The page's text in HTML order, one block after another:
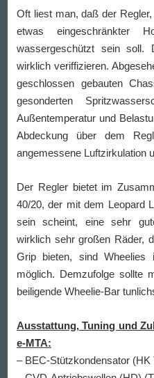
Oft liest man, daß der
etwas eingeschränkter
wassergeschützt sein soll.
wirklich veriffizieren.
geschlossen gebauten
gesonderten
Außentemperatur und
Abdeckung über dem
angemessene Luftzirkulation
Der Regler bietet im
40/20, der mit dem Leopard
sein scheint, eine sehr
wirklich sehr großen Räder,
Grip bieten, sind Wheelies
möglich. Demzufolge sollte
beiligende Wheelie-Bar
Ausstattung, Tuning und
e-MTA:
– BEC-Stützkondensator (HK